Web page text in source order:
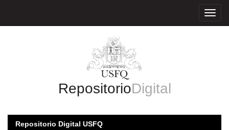
RepositorioDigital
Repositorio Digital USFQ